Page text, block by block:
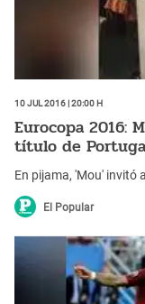
10 Jul 2016 | 20:00 h
Eurocopa 2016:
título de
En pijama, 'Mou' invitó
El Popular